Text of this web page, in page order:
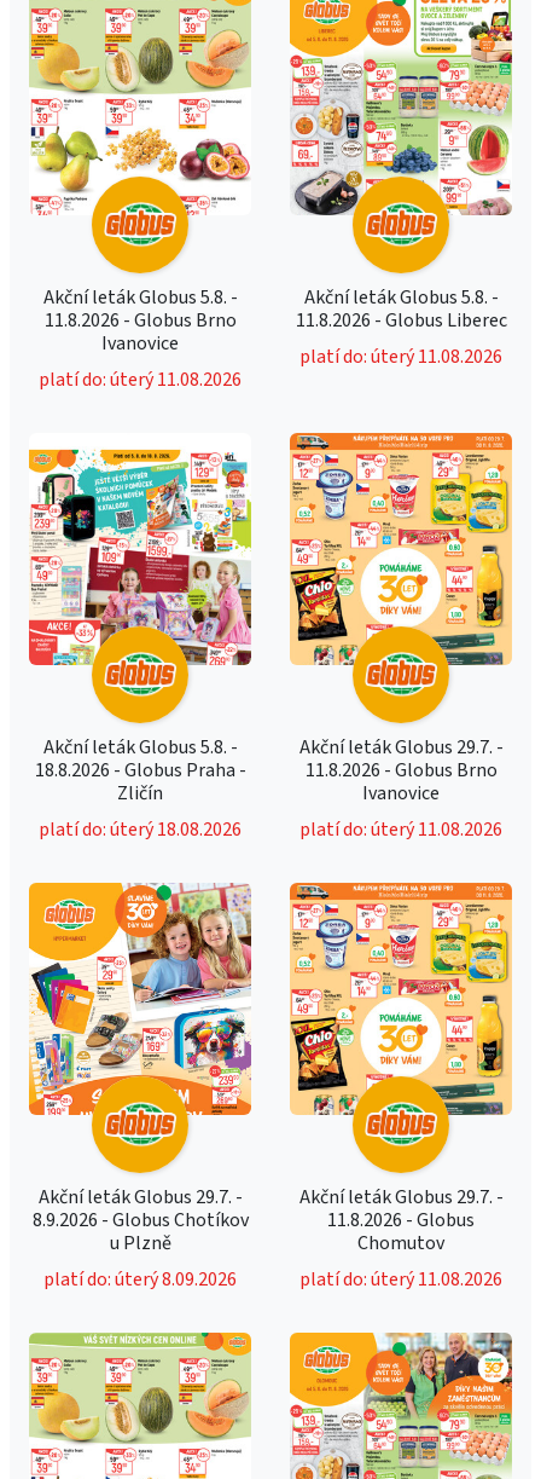
Akční leták Globus 5.8. -
11.8.2026 - Globus Brno
Ivanovice
platí do: úterý 11.08.2026
Akční leták Globus 5.8. -
11.8.2026 - Globus Liberec
platí do: úterý 11.08.2026
Akční leták Globus 5.8. -
18.8.2026 - Globus Praha -
Zličín
platí do: úterý 18.08.2026
Akční leták Globus 29.7. -
11.8.2026 - Globus Brno
Ivanovice
platí do: úterý 11.08.2026
Akční leták Globus 29.7. -
8.9.2026 - Globus Chotíkov
u Plzně
platí do: úterý 8.09.2026
Akční leták Globus 29.7. -
11.8.2026 - Globus
Chomutov
platí do: úterý 11.08.2026